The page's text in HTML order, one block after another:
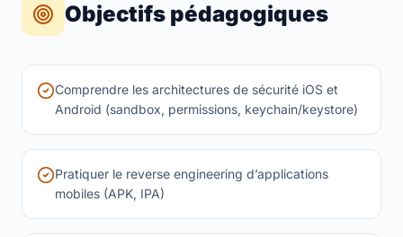
Objectifs pédagogiques
Comprendre les architectures de sécurité iOS et
Android (sandbox, permissions, keychain/keystore)
Pratiquer le reverse engineering d’applications
mobiles (APK, IPA)